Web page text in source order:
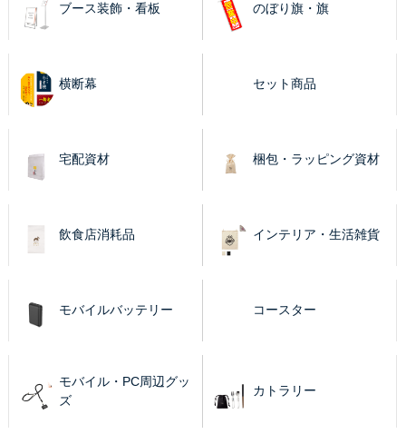
ブース装飾・看板 のぼり旗・旗
横断幕 セット商品
宅配資材 梱包・ラッピング資材
飲食店消耗品 インテリア・生活雑貨
モバイルバッテリー コースター
モバイル・PC周辺グッ
ズ
カトラリー